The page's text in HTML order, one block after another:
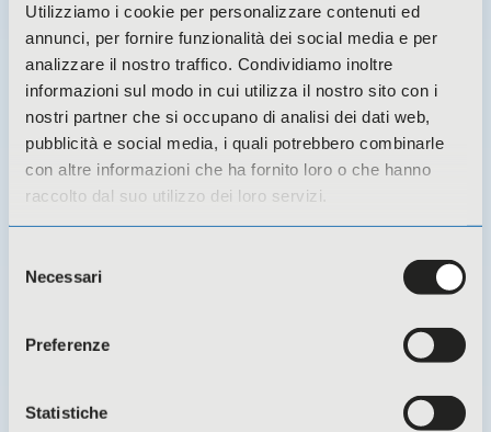
Utilizziamo i cookie per personalizzare contenuti ed
annunci, per fornire funzionalità dei social media e per
analizzare il nostro traffico. Condividiamo inoltre
informazioni sul modo in cui utilizza il nostro sito con i
nostri partner che si occupano di analisi dei dati web,
pubblicità e social media, i quali potrebbero combinarle
con altre informazioni che ha fornito loro o che hanno
raccolto dal suo utilizzo dei loro servizi.
delNecessari
Preferenze
Statistiche
Approfondisci
Servizi finanziari e finanza agevolata